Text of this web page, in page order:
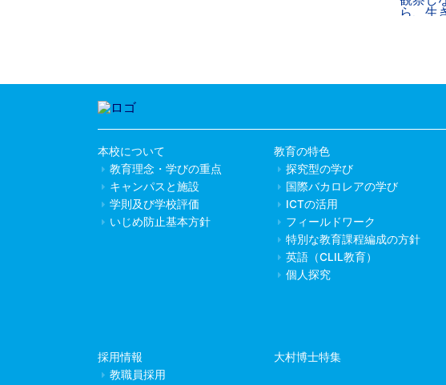
本校について
教育理念・学びの重点
キャンパスと施設
学則及び学校評価
いじめ防止基本方針
教育の特色
探究型の学び
国際バカロレアの学び
ICTの活用
フィールドワーク
特別な教育課程編成の方針
英語（CLIL教育）
個人探究
採用情報
教職員採用
大村博士特集